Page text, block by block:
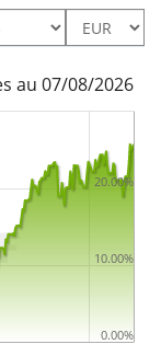
au 07/08/2026
0.00%
10.00%
20.00%